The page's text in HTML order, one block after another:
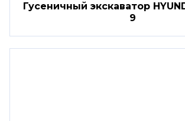
Гусеничный экскаватор
9